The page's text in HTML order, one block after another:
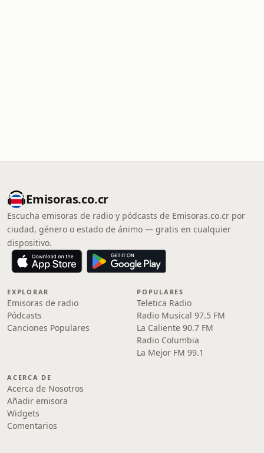
Emisoras.co.cr
Escucha emisoras de radio y pódcasts de Emisoras.co.cr por
ciudad, género o estado de ánimo — gratis en cualquier
dispositivo.
EXPLORAR
Emisoras de radio
Pódcasts
Canciones Populares
POPULARES
Teletica Radio
Radio Musical 97.5 FM
La Caliente 90.7 FM
Radio Columbia
La Mejor FM 99.1
ACERCA DE
Acerca de Nosotros
Añadir emisora
Widgets
Comentarios